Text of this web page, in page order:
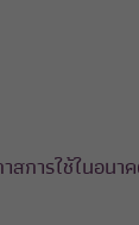
สการใช้ในอนา